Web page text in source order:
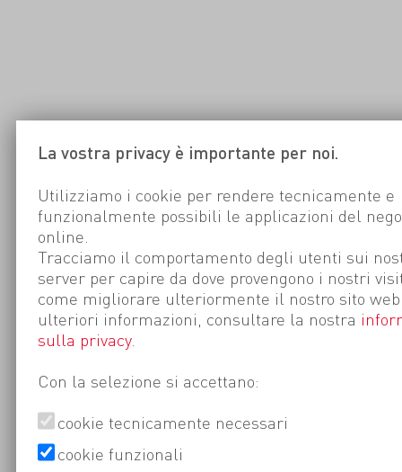
La vostra privacy è importante per noi.
Utilizziamo i cookie per rendere tecnicamente e
funzionalmente possibili le applicazioni del
online.
Tracciamo il comportamento degli utenti sui
server per capire da dove provengono i nostri
come migliorare ulteriormente il nostro sito
ulteriori informazioni, consultare la nostra
sulla privacy.
Con la selezione si accettano:
cookie tecnicamente necessari
cookie funzionali